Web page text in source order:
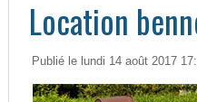
Location
Publié le lundi 14 août 2017